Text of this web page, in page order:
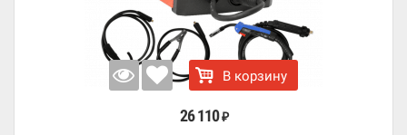
В корзину
26 110 ₽